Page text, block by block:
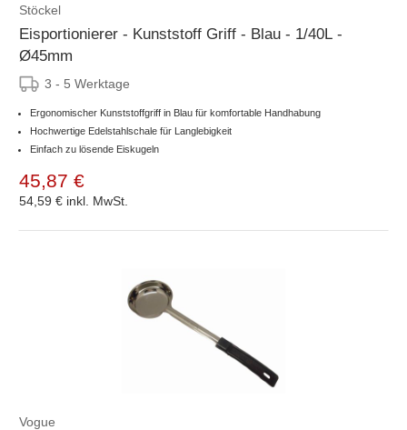
Stöckel
Eisportionierer - Kunststoff Griff - Blau - 1/40L -
Ø45mm
3 - 5 Werktage
Ergonomischer Kunststoffgriff in Blau für komfortable Handhabung
Hochwertige Edelstahlschale für Langlebigkeit
Einfach zu lösende Eiskugeln
45,87 €
54,59 € inkl. MwSt.
Vogue